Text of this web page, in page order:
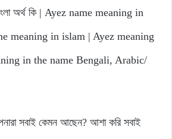
অর্থ কি | Ayez name meaning in
meaning in islam | Ayez meaning
in the name Bengali, Arabic/
সবাই কেমন আছেন? আশা করি সবাই